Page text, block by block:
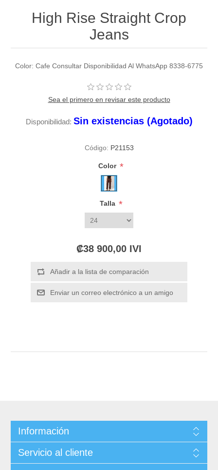
High Rise Straight Crop
Jeans
Color: Cafe Consultar Disponibilidad Al WhatsApp 8338-6775
Sea el primero en revisar este producto
Disponibilidad: Sin existencias (Agotado)
Código: P21153
Color *
Talla *
₡38 900,00 IVI
Información
Servicio al cliente